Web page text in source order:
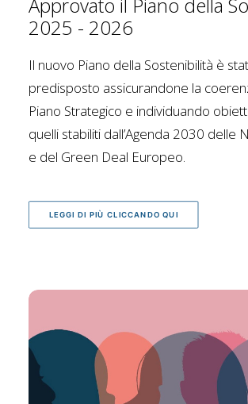
2025 - 2026
Il nuovo Piano della Sostenibilità è
predisposto assicurandone la
Piano Strategico e individuando
quelli stabiliti dall’Agenda 2030 delle
e del Green Deal Europeo.
LEGGI DI PIÙ CLICCANDO QUI